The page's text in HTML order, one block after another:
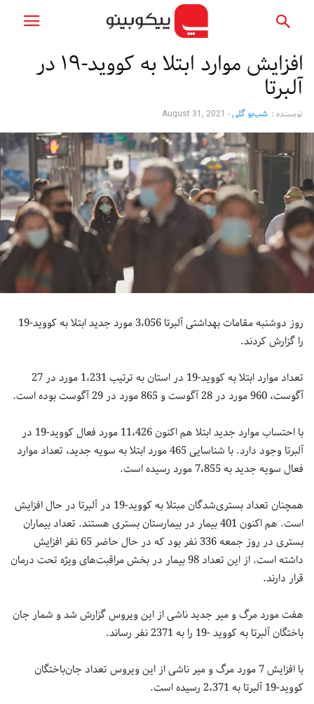
افزایش موارد ابتلا به کووید-۱۹ در
آلبرتا
نویسنده : شب‌بو گلی-
August 31, 2021
روز دوشنبه مقامات بهداشتی آلبرتا 3،056 مورد جدید ابتلا به کووید-19
را گزارش کردند.
تعداد موارد ابتلا به کووید-19 در استان به ترتیب 1،231 مورد در 27
آگوست، 960 مورد در 28 آگوست و 865 مورد در 29 آگوست بوده است.
با احتساب موارد جدید ابتلا هم اکنون 11،426 مورد فعال کووید-19 در
آلبرتا وجود دارد. با شناسایی 465 مورد ابتلا به سویه جدید، تعداد موارد
فعال سویه جدید به 7،855 مورد رسیده است.
همچنان تعداد بستری‌شدگان مبتلا به کووید-19 در آلبرتا در حال افزایش
است. هم اکنون 401 بیمار در بیمارستان بستری هستند. تعداد بیماران
بستری در روز جمعه 336 نفر بود که در حال حاضر 65 نفر افزایش
داشته است. از این تعداد 98 بیمار در بخش مراقبت‌های ویژه تحت درمان
قرار دارند.
هفت مورد مرگ و میر جدید ناشی از این ویروس گزارش شد و شمار جان
باختگان آلبرتا به کووید -19 را به 2371 نفر رساند.
با افزایش 7 مورد مرگ و میر ناشی از این ویروس تعداد جان‌باختگان
کووید-19 آلبرتا به 2،371 رسیده است.